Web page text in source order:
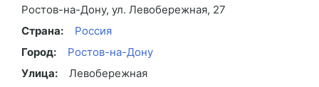
Ростов-на-Дону, ул. Левобережная, 27
Страна:
Россия
Город:
Ростов-на-Дону
Улица:
Левобережная